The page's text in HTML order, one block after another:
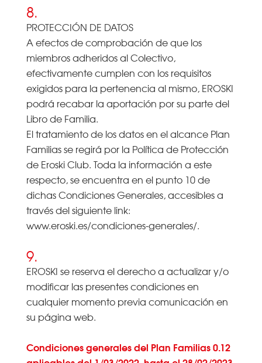
8.
PROTECCIÓN DE DATOS
A efectos de comprobación de que los
miembros adheridos al Colectivo,
efectivamente cumplen con los requisitos
exigidos para la pertenencia al mismo, EROSKI
podrá recabar la aportación por su parte del
Libro de Familia.
El tratamiento de los datos en el alcance Plan
Familias se regirá por la Política de Protección
de Eroski Club. Toda la información a este
respecto, se encuentra en el punto 10 de
dichas Condiciones Generales, accesibles a
través del siguiente link:
www.eroski.es/condiciones-generales/.
9.
EROSKI se reserva el derecho a actualizar y/o
modificar las presentes condiciones en
cualquier momento previa comunicación en
su página web.
Condiciones generales del Plan Familias 0.12